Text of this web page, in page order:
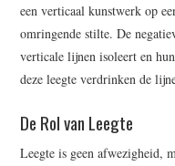
een verticaal kunstwerk op
omringende stilte. De
verticale lijnen isoleert en
deze leegte verdrinken de
De Rol van Leegte
Leegte is geen afwezigheid,